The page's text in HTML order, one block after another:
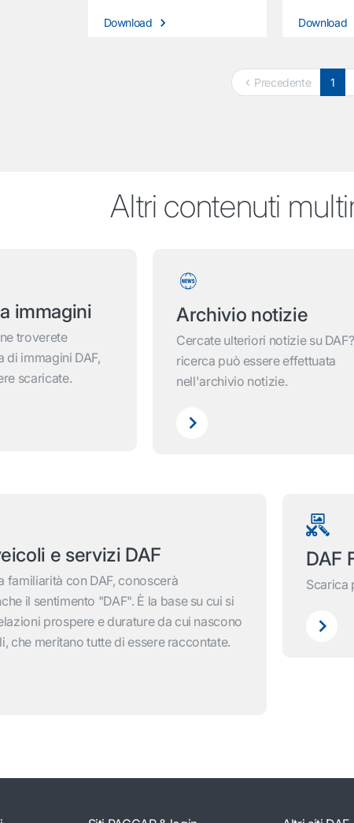
Download Download
Precedente 1
Altri contenuti
immagini
troverete
di immagini DAF,
scaricate.
Archivio notizie
Cercate ulteriori notizie su
ricerca può essere effettuata
nell'archivio notizie.
e servizi DAF
familiarità con DAF, conoscerà
il sentimento "DAF". È la base su cui si
prospere e durature da cui nascono
che meritano tutte di essere raccontate.
DAF
Scarica